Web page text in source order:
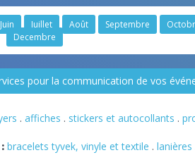
Juin Juillet Août Septembre
Decembre
pour la communication de vos
. affiches . stickers et autocollants .
bracelets tyvek, vinyle et textile . lanières